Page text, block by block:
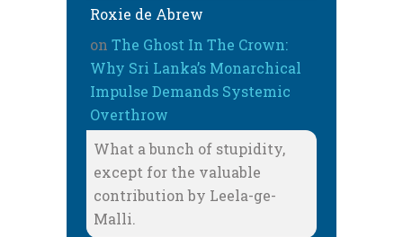
Roxie de Abrew
on The Ghost In The Crown:
Why Sri Lanka’s Monarchical
Impulse Demands Systemic
Overthrow
What a bunch of stupidity,
except for the valuable
contribution by Leela-ge-
Malli.